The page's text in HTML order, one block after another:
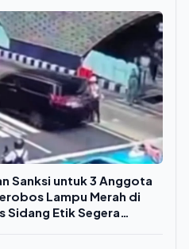
Sanksi untuk 3 Anggota
Lampu Merah di
Sidang Etik Segera